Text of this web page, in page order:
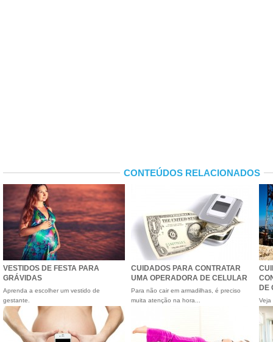
CONTEÚDOS RELACIONADOS
VESTIDOS DE FESTA PARA
GRÁVIDAS
Aprenda a escolher um vestido de
gestante.
CUIDADOS PARA CONTRATAR
UMA OPERADORA DE CELULAR
Para não cair em armadilhas, é preciso
muita atenção na hora...
DE
Veja
de